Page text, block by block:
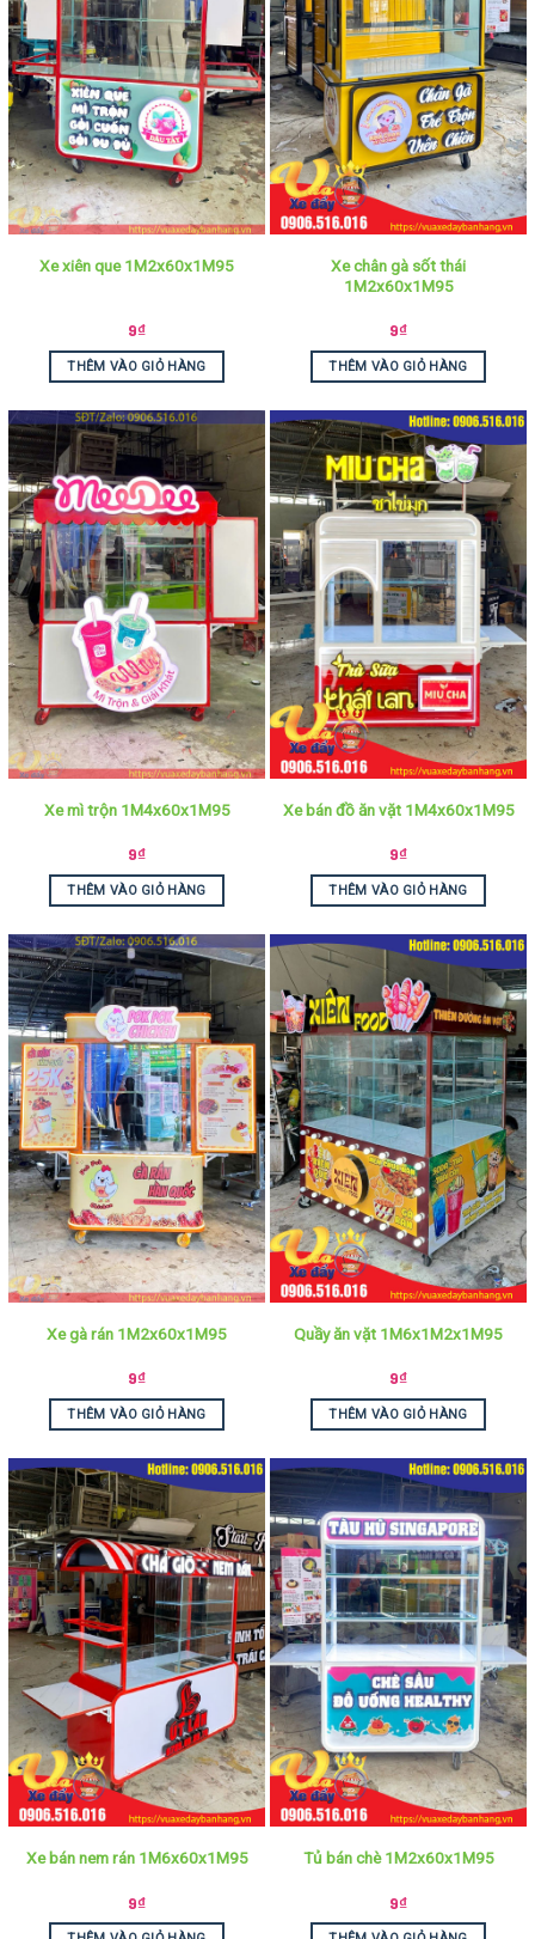
Xe xiên que 1M2x60x1M95
9₫
THÊM VÀO GIỎ HÀNG
Xe chân gà sốt thái
1M2x60x1M95
9₫
THÊM VÀO GIỎ HÀNG
Xe mì trộn 1M4x60x1M95
9₫
THÊM VÀO GIỎ HÀNG
Xe bán đồ ăn vặt 1M4x60x1M95
9₫
THÊM VÀO GIỎ HÀNG
Xe gà rán 1M2x60x1M95
9₫
THÊM VÀO GIỎ HÀNG
Quầy ăn vặt 1M6x1M2x1M95
9₫
THÊM VÀO GIỎ HÀNG
Xe bán nem rán 1M6x60x1M95
9₫
Tủ bán chè 1M2x60x1M95
9₫